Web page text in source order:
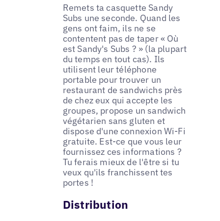
Remets ta casquette Sandy
Subs une seconde. Quand les
gens ont faim, ils ne se
contentent pas de taper « Où
est Sandy's Subs ? » (la plupart
du temps en tout cas). Ils
utilisent leur téléphone
portable pour trouver un
restaurant de sandwichs près
de chez eux qui accepte les
groupes, propose un sandwich
végétarien sans gluten et
dispose d'une connexion Wi-Fi
gratuite. Est-ce que vous leur
fournissez ces informations ?
Tu ferais mieux de l'être si tu
veux qu'ils franchissent tes
portes !
Distribution